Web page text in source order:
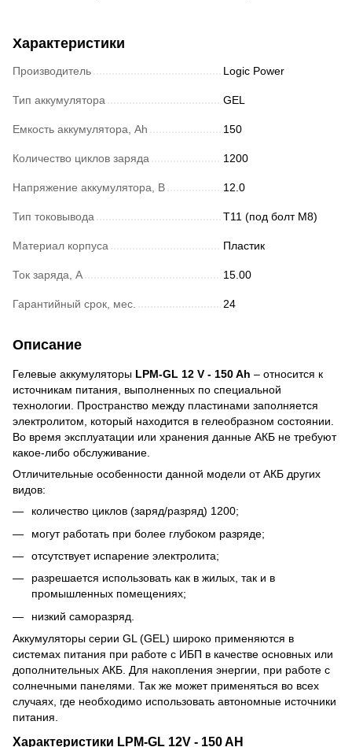
Характеристики
Производитель Logic Power
Тип аккумулятора GEL
Емкость аккумулятора, Ah 150
Количество циклов заряда 1200
Напряжение аккумулятора, В 12.0
Тип токовывода Т11 (под болт М8)
Материал корпуса Пластик
Ток заряда, А 15.00
Гарантийный срок, мес. 24
Описание
Гелевые аккумуляторы LPM-GL 12 V - 150 Ah – относится к
источникам питания, выполненных по специальной
технологии. Пространство между пластинами заполняется
электролитом, который находится в гелеобразном состоянии.
Во время эксплуатации или хранения данные АКБ не требуют
какое-либо обслуживание.
Отличительные особенности данной модели от АКБ других
видов:
количество циклов (заряд/разряд) 1200;
могут работать при более глубоком разряде;
отсутствует испарение электролита;
разрешается использовать как в жилых, так и в
промышленных помещениях;
низкий саморазряд.
Аккумуляторы серии GL (GEL) широко применяются в
системах питания при работе с ИБП в качестве основных или
дополнительных АКБ. Для накопления энергии, при работе с
солнечными панелями. Так же может применяться во всех
случаях, где необходимо использовать автономные источники
питания.
Характеристики LPM-GL 12V - 150 AH